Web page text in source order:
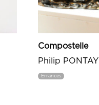
Compostelle
Philip PONTAY
Errances